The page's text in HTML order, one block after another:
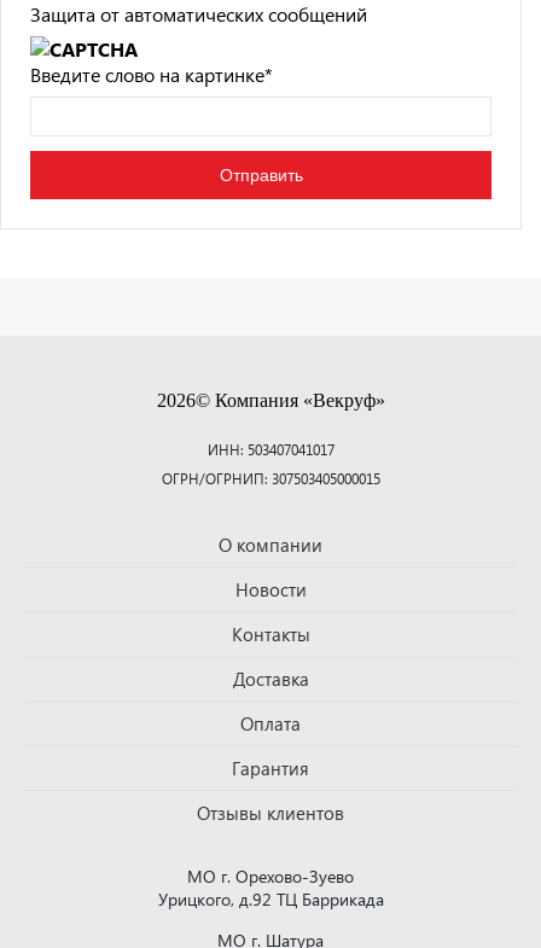
Защита от автоматических сообщений
Введите слово на картинке*
2026© Компания «Векруф»
ИНН: 503407041017
ОГРН/ОГРНИП: 307503405000015
О компании
Новости
Контакты
Доставка
Оплата
Гарантия
Отзывы клиентов
МО г. Орехово-Зуево
Урицкого, д.92 ТЦ Баррикада
МО г. Шатура